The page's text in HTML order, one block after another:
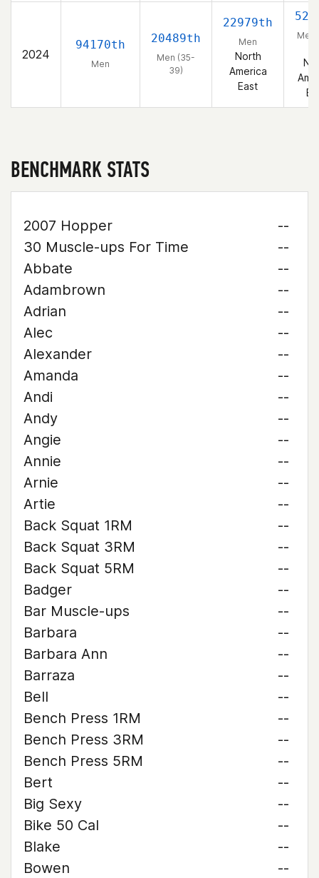
2024
94170th
Men
20489th
Men (35-
39)
22979th
Men
North
America
East
Men
BENCHMARK STATS
2007 Hopper
--
30 Muscle-ups For Time
--
Abbate
--
Adambrown
--
Adrian
--
Alec
--
Alexander
--
Amanda
--
Andi
--
Andy
--
Angie
--
Annie
--
Arnie
--
Artie
--
Back Squat 1RM
--
Back Squat 3RM
--
Back Squat 5RM
--
Badger
--
Bar Muscle-ups
--
Barbara
--
Barbara Ann
--
Barraza
--
Bell
--
Bench Press 1RM
--
Bench Press 3RM
--
Bench Press 5RM
--
Bert
--
Big Sexy
--
Bike 50 Cal
--
Blake
--
Bowen
--